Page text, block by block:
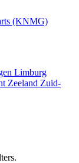
(KNMG)
Limburg
Zeeland Zuid-